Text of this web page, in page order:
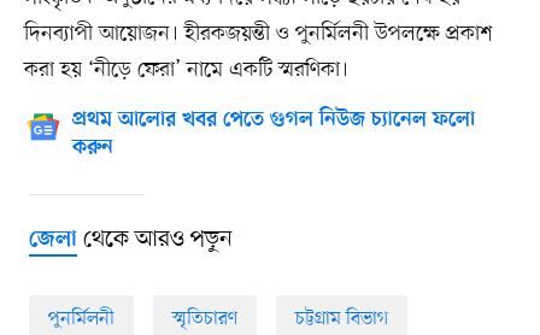
দিনব্যাপী আয়োজন। হীরকজয়ন্তী ও পুনর্মিলনী উপলক্ষে প্রকাশ
করা হয় ‘নীড়ে ফেরা’ নামে একটি স্মরণিকা।
প্রথম আলোর খবর পেতে গুগল নিউজ চ্যানেল ফলো
করুন
জেলাথেকে আরও পড়ুন
পুনর্মিলনী স্মৃতিচারণ চট্টগ্রাম বিভাগ